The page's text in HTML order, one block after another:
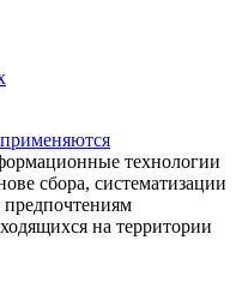
применяются
технологии
сбора, систематизации
предпочтениям
на территории